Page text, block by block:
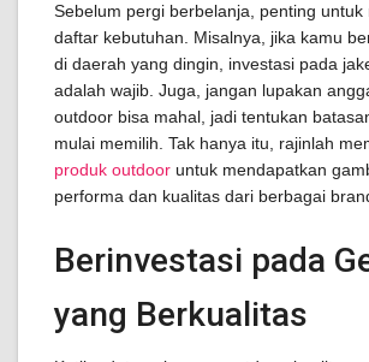
Sebelum pergi berbelanja, penting untuk
daftar kebutuhan. Misalnya, jika kamu
di daerah yang dingin, investasi pada
adalah wajib. Juga, jangan lupakan
outdoor bisa mahal, jadi tentukan
mulai memilih. Tak hanya itu, rajinlah
produk outdoor untuk mendapatkan
performa dan kualitas dari berbagai
Berinvestasi pada
yang Berkualitas